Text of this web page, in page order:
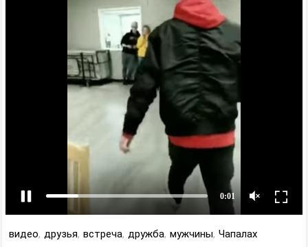
видео, друзья, встреча, дружба, мужчины, Чапалах